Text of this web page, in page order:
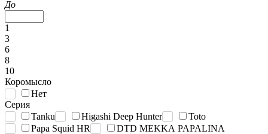
До
1
3
6
8
10
Коромысло
Нет
Серия
Tanku
Higashi Deep Hunter
Toto
Papa Squid HR
DTD MEKKA PAPALINA